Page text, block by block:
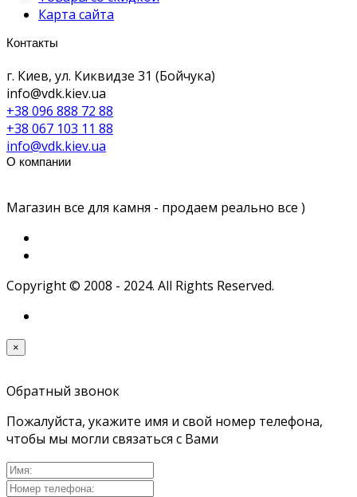
Карта сайта
Контакты
г. Киев, ул. Киквидзе 31 (Бойчука)
info@vdk.kiev.ua
+38 096 888 72 88
+38 067 103 11 88
info@vdk.kiev.ua
О компании
Магазин все для камня - продаем реально все )
Copyright © 2008 - 2024. All Rights Reserved.
×
Обратный звонок
Пожалуйста, укажите имя и свой номер телефона,
чтобы мы могли связаться с Вами